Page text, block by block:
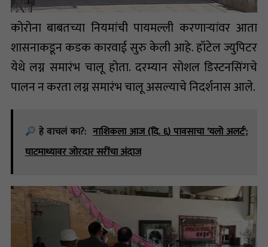
कोरोना बाबतच्या नियमांची पायमल्ली करणाऱ्यांवर आता
शासनाकडून कडक कारवाई सुरु केली आहे. हॉटेल ज्युपिटर
येथे लग्न समारंभ चालू होता. दरम्यान सोशल डिस्टनसिंगचे
पालन न करता लग्न समारंभ चालू असल्याचे निदर्शनास आले.
हे वाचलं का?: नाशिकला आज (दि. ६) पावसाचा 'यलो अलर्ट';
घाटमाथ्यावर जोरदार सरींचा अंदाज